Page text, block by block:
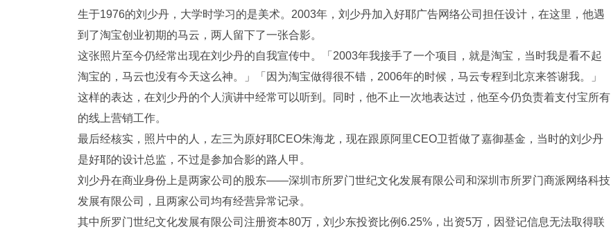
生于1976的刘少丹，大学时学习的是美术。2003年，刘少丹加入好耶广告网络公司担任设计，在这里，他遇
到了淘宝创业初期的马云，两人留下了一张合影。
这张照片至今仍经常出现在刘少丹的自我宣传中。「2003年我接手了一个项目，就是淘宝，当时我是看不起
淘宝的，马云也没有今天这么神。」「因为淘宝做得很不错，2006年的时候，马云专程到北京来答谢我。」
这样的表达，在刘少丹的个人演讲中经常可以听到。同时，他不止一次地表达过，他至今仍负责着支付宝所有
的线上营销工作。
最后经核实，照片中的人，左三为原好耶CEO朱海龙，现在跟原阿里CEO卫哲做了嘉御基金，当时的刘少丹
是好耶的设计总监，不过是参加合影的路人甲。
刘少丹在商业身份上是两家公司的股东——深圳市所罗门世纪文化发展有限公司和深圳市所罗门商派网络科技
发展有限公司，且两家公司均有经营异常记录。
其中所罗门世纪文化发展有限公司注册资本80万，刘少东投资比例6.25%，出资5万，因登记信息无法取得联